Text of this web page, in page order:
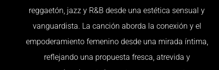
reggaetón, jazz y R&B desde una estética sensual y
vanguardista. La canción aborda la conexión y el
empoderamiento femenino desde una mirada íntima,
reflejando una propuesta fresca, atrevida y